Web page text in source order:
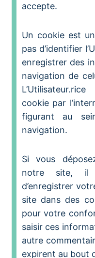
accepte.
Un cookie est
pas d’identifier
enregistrer des
navigation de
cookie par
figurant au
navigation.
Si vous
notre site, il
d’enregistrer
site dans des
pour votre
saisir ces
autre
expirent au bout